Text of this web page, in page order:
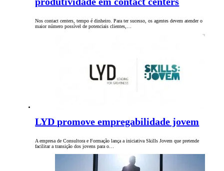
Nos contact centers, tempo é dinheiro. Para ter sucesso, os agentes devem atender o
maior número possível de potenciais clientes,…
LYD promove empregabilidade jovem
A empresa de Consultora e Formação lança a iniciativa Skills Jovem que pretende
facilitar a transição dos jovens para o…